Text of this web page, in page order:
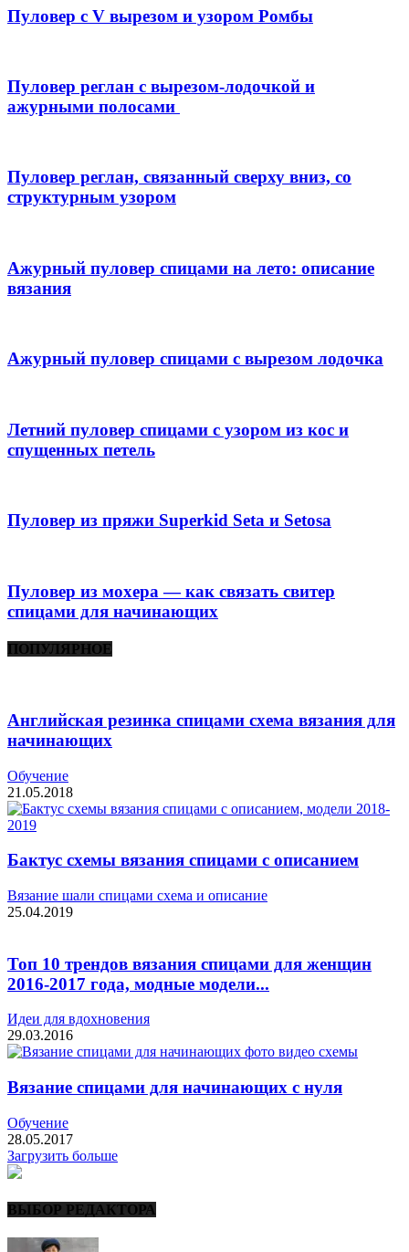
Пуловер с V вырезом и узором Ромбы
Пуловер реглан с вырезом-лодочкой и
ажурными полосами
Пуловер реглан, связанный сверху вниз, со
структурным узором
Ажурный пуловер спицами на лето: описание
вязания
Ажурный пуловер спицами с вырезом лодочка
Летний пуловер спицами с узором из кос и
спущенных петель
Пуловер из пряжи Superkid Seta и Setosa
Пуловер из мохера — как связать свитер
спицами для начинающих
ПОПУЛЯРНОЕ
Английская резинка спицами схема вязания для
начинающих
Обучение
21.05.2018
Бактус схемы вязания спицами с описанием
Вязание шали спицами схема и описание
25.04.2019
Топ 10 трендов вязания спицами для женщин
2016-2017 года, модные модели...
Идеи для вдохновения
29.03.2016
Вязание спицами для начинающих с нуля
Обучение
28.05.2017
Загрузить больше
ВЫБОР РЕДАКТОРА